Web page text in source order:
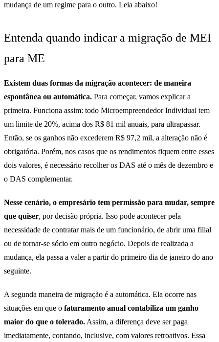
mudança de um regime para o outro. Leia abaixo!
Entenda quando indicar a migração de MEI
para ME
Existem duas formas da migração acontecer: de maneira
espontânea ou automática. Para começar, vamos explicar a
primeira. Funciona assim: todo Microempreendedor Individual tem
um limite de 20%, acima dos R$ 81 mil anuais, para ultrapassar.
Então, se os ganhos não excederem R$ 97,2 mil, a alteração não é
obrigatória. Porém, nos casos que os rendimentos fiquem entre esses
dois valores, é necessário recolher os DAS até o mês de dezembro e
o DAS complementar.
Nesse cenário, o empresário tem permissão para mudar, sempre
que quiser, por decisão própria. Isso pode acontecer pela
necessidade de contratar mais de um funcionário, de abrir uma filial
ou de tornar-se sócio em outro negócio. Depois de realizada a
mudança, ela passa a valer a partir do primeiro dia de janeiro do ano
seguinte.
A segunda maneira de migração é a automática. Ela ocorre nas
situações em que o faturamento anual contabiliza um ganho
maior do que o tolerado. Assim, a diferença deve ser paga
imediatamente, contando, inclusive, com valores retroativos. Essa